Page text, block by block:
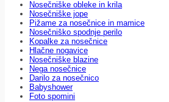
Nosečniške obleke in krila
Nosečniške jope
Pižame za nosečnice in mamice
Nosečniško spodnje perilo
Kopalke za nosečnice
Hlačne nogavice
Nosečniške blazine
Nega nosečnice
Darilo za nosečnico
Babyshower
Foto spomini